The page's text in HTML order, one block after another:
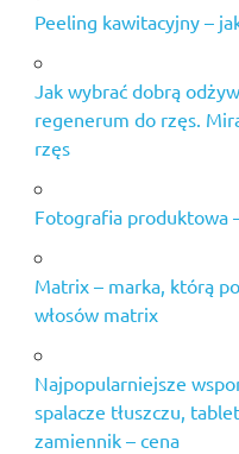
Peeling kawitacyjny –
Jak wybrać dobrą
regenerum do rzęs.
rzęs
Fotografia produktowa
Matrix – marka, którą
włosów matrix
Najpopularniejsze
spalacze tłuszczu,
zamiennik – cena